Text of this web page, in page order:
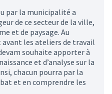
par la municipalité a
de ce secteur de la ville,
et de paysage. Au
les ateliers de travail
souhaite apporter à
et d’analyse sur la
chacun pourra par la
et en comprendre les